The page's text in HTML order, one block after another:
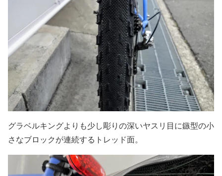
グラベルキングよりも少し彫りの深いヤスリ目に鏃型の小
さなブロックが連続するトレッド面。